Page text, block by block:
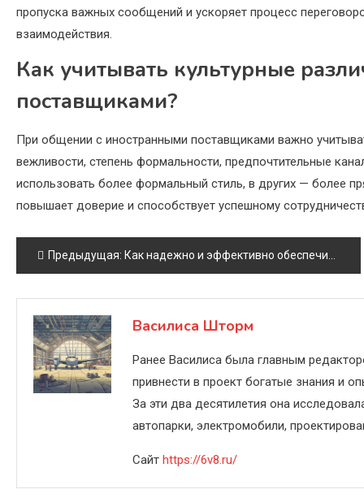
пропуска важных сообщений и ускоряет процесс
взаимодействия.
Как учитывать культурные
поставщиками?
При общении с иностранными поставщиками важно
вежливости, степень формальности, предпочтительные
использовать более формальный стиль, в других — более
повышает доверие и способствует успешному
Навигация
по
записям
Предыдущая: Как надежно и эффективно обеспечить хранение медицинской документации: лучшие практики и инновационные решения
Василиса Шторм
Ранее Василиса была главным
привнести в проект богатые знания и
За эти два десятилетия она
автопарки, электромобили,
Сайт https://6v8.ru/